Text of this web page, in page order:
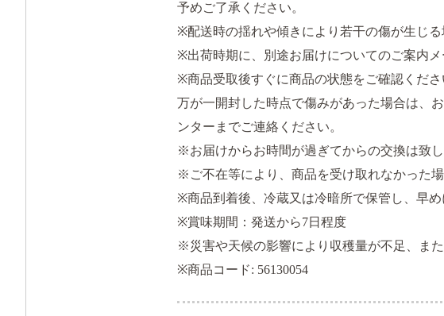
予めご了承ください。
※配送時の揺れや傾きにより若干の傷が生じる
※出荷時期に、別途お届けについてのご案内
※商品受取後すぐに商品の状態をご確認くださ
万が一開封した時点で傷みがあった場合は、
ンターまでご連絡ください。
※お届けからお時間が過ぎてからの交換は致し
※ご不在等により、商品を受け取れなかった
※商品到着後、冷蔵又は冷暗所で保管し、早め
※賞味期間：発送から7日程度
※災害や天候の影響により収穫量が不足、ま
※商品コード: 56130054